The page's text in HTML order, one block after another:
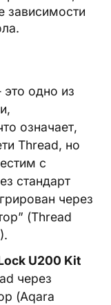
одно из
означает,
Thread, но
с
стандарт
через
(Thread
U200 Kit
через
(Aqara